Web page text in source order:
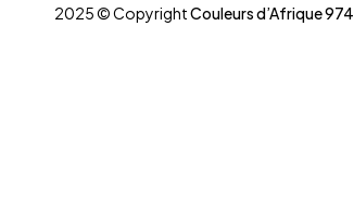
2025 © CopyrightCouleurs d’Afrique 974